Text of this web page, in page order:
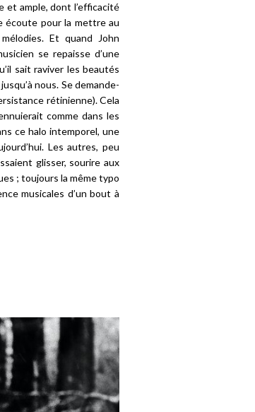
et ample, dont l’efficacité
écoute pour la mettre au
Et quand John
se repaisse d’une
sait raviver les beautés
nous. Se demande-
rétinienne). Cela
comme dans les
ce halo intemporel, une
Les autres, peu
glisser, sourire aux
; toujours la même typo
musicales d’un bout à